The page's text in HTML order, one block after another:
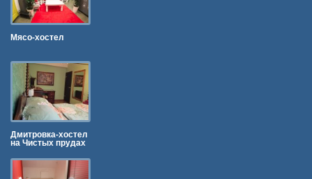
Мясо-хостел
Дмитровка-хостел
на Чистых прудах